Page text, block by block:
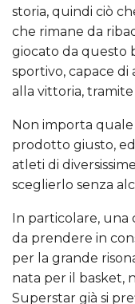
storia, quindi ciò
che rimane da
giocato da questo
sportivo, capace
alla vittoria,
Non importa quale
prodotto giusto,
atleti di
sceglierlo senza
In particolare, una
da prendere in
per la grande
nata per il basket,
Superstar già si